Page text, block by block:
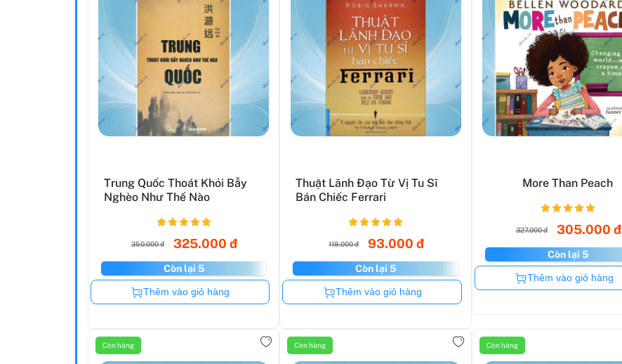
Trung Quốc Thoát Khỏi Bẫy
Nghèo Như Thế Nào
350.000 đ 325.000 đ
Còn lại 5
Còn hàng
Thêm vào giỏ hàng
Thuật Lãnh Đạo Từ Vị Tu Sĩ
Bán Chiếc Ferrari
118.000 đ 93.000 đ
Còn lại 5
Còn hàng
Thêm vào giỏ hàng
More Than Peach
327.000 đ 305.000 đ
Còn lại 5
Còn hàng
Thêm vào giỏ hàng
Còn hàng Còn hàng Còn hàng